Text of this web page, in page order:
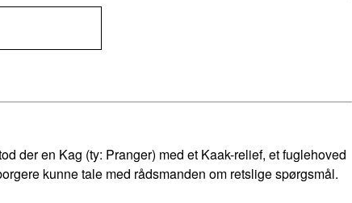
der en Kag (ty: Pranger) med et Kaak-relief, et fuglehoved
kunne tale med rådsmanden om retslige spørgsmål.